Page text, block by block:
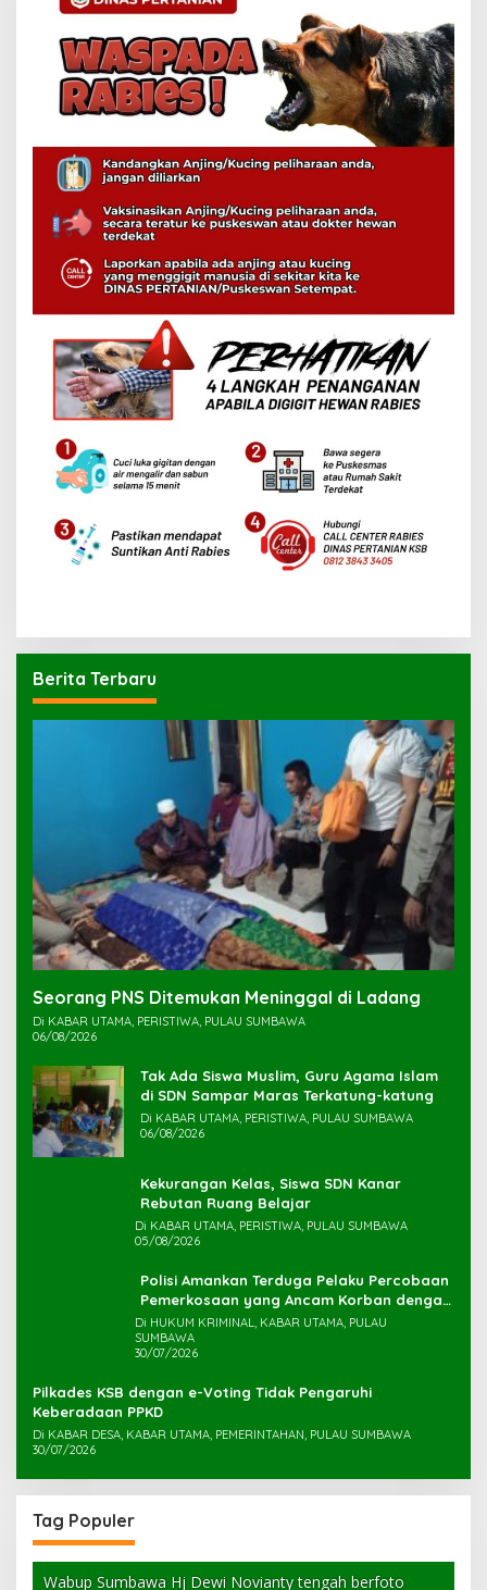
Berita Terbaru
Seorang PNS Ditemukan Meninggal di Ladang
Di KABAR UTAMA, PERISTIWA, PULAU SUMBAWA
06/08/2026
Tak Ada Siswa Muslim, Guru Agama Islam
di SDN Sampar Maras Terkatung-katung ‎
Di KABAR UTAMA, PERISTIWA, PULAU SUMBAWA
06/08/2026
Kekurangan Kelas, Siswa SDN Kanar
Rebutan Ruang Belajar
Di KABAR UTAMA, PERISTIWA, PULAU SUMBAWA
05/08/2026
Polisi Amankan Terduga Pelaku Percobaan
Pemerkosaan yang Ancam Korban dengan
Parang
Di HUKUM KRIMINAL, KABAR UTAMA, PULAU
SUMBAWA
30/07/2026
Pilkades KSB dengan e-Voting Tidak Pengaruhi
Keberadaan PPKD
Di KABAR DESA, KABAR UTAMA, PEMERINTAHAN, PULAU SUMBAWA
30/07/2026
Tag Populer
Wabup Sumbawa Hj Dewi Novianty tengah berfoto